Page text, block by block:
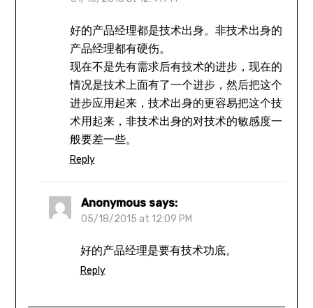
好的产品经理都是技术出身。非技术出身的
产品经理都有硬伤。
现在不是先有需求后有技术的进步，现在的
情况是技术上面有了一个进步，然后把这个
进步应用起来，技术出身的更容易把这个技
术用起来，非技术出身的对技术的敏感度一
般要差一些。
Reply
Anonymous says:
05/18/2015 at 12:09 PM
好的产品经理是要有技术功底。
Reply